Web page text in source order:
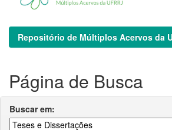
Repositório de Múltiplos Acervos da
Página de Busca
Buscar em: